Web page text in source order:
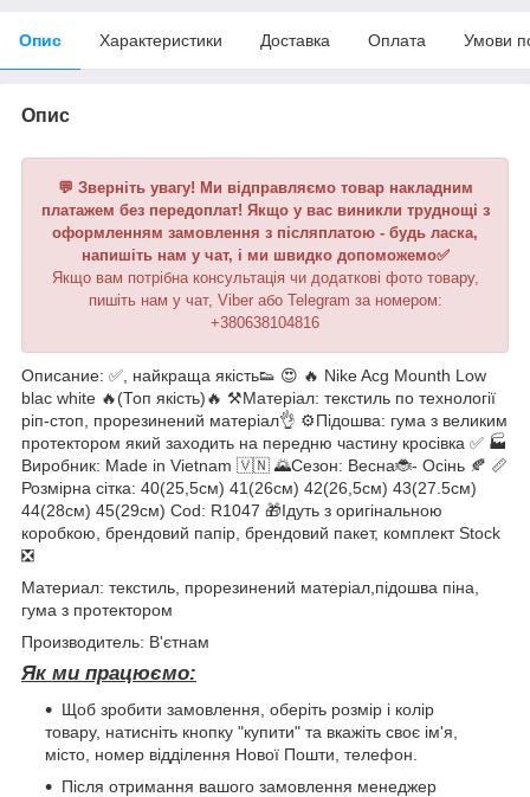
Опис Характеристики Доставка Оплата Умови
Опис
💬 Зверніть увагу! Ми відправляємо товар накладним
платажем без передоплат! Якщо у вас виникли труднощі з
оформленням замовлення з післяплатою - будь ласка,
напишіть нам у чат, і ми швидко допоможемо✅
Якщо вам потрібна консультація чи додаткові фото товару,
пишіть нам у чат, Viber або Telegram за номером:
+380638104816
Описание: ✅, найкраща якість👟 😍 🔥 Nike Acg Mounth Low
blac white 🔥(Топ якість)🔥 ⚒️Матеріал: текстиль по технології
ріп-стоп, прорезинений матеріал👌 ⚙️Підошва: гума з великим
протектором який заходить на передню частину кросівка ✅ 🏭
Виробник: Made in Vietnam 🇻🇳 🌄Сезон: Весна🐞- Осінь 🍂 📏
Розмірна сітка: 40(25,5см) 41(26см) 42(26,5см) 43(27.5см)
44(28см) 45(29см) Cod: R1047 🎁Ідуть з оригінальною
коробкою, брендовий папір, брендовий пакет, комплект Stock
❎
Материал: текстиль, прорезинений матеріал,підошва піна,
гума з протектором
Производитель: В'єтнам
Як ми працюємо:
Щоб зробити замовлення, оберіть розмір і колір
товару, натисніть кнопку "купити" та вкажіть своє ім'я,
місто, номер відділення Нової Пошти, телефон.
Після отримання вашого замовлення менеджер